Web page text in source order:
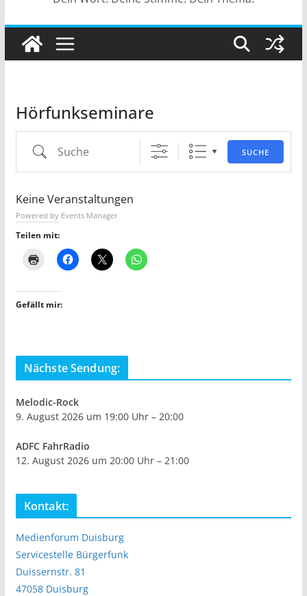
Hörfunkseminare
Suche SUCHE
Keine Veranstaltungen
Powered by Events Manager
Teilen mit:
Gefällt mir:
Nächste Sendung:
Melodic-Rock
9. August 2026 um 19:00 Uhr – 20:00
ADFC FahrRadio
12. August 2026 um 20:00 Uhr – 21:00
Kontakt:
Medienforum Duisburg
Servicestelle Bürgerfunk
Duissernstr. 81
47058 Duisburg